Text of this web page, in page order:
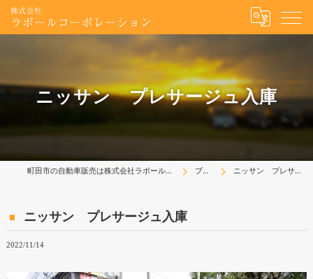
ニッサン プレサージュ入庫
町田市の自動車販売は株式会社ラポールコーポレーション ブログ ニッサン プレサージュ入庫
ニッサン プレサージュ入庫
2022/11/14